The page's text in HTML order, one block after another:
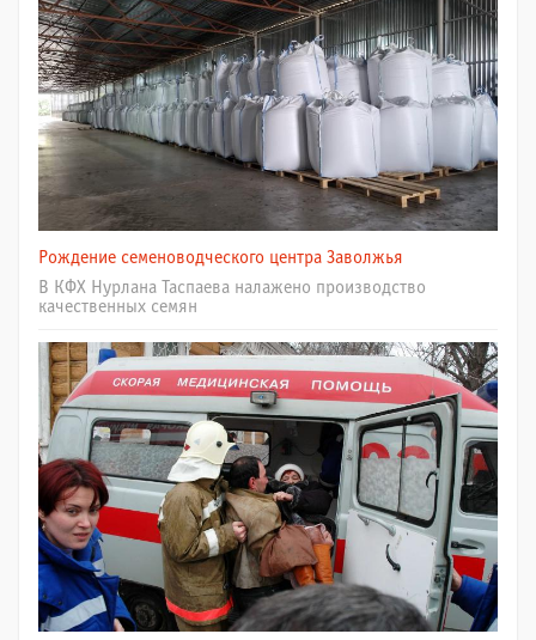
Рождение семеноводческого центра Заволжья
В КФХ Нурлана Таспаева налажено производство
качественных семян